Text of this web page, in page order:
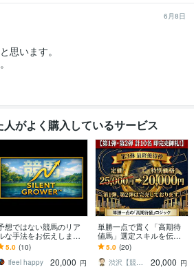
6月8日
思います。
がよく購入しているサービス
想ではない競馬のリア
な手法をお伝えします
下お盆sale予想より手法
す。株式投資への移行
ため販売
5.0 (10)
ifeel happy
20,000 円
単勝一点で貫く「高期待
値馬」選定スキルを伝授
します 5名限定！感情を排
し論理で射抜く。職人の
「選馬眼」を完全継承
5.0 (20)
渋沢【競馬予想家】
20,000 円